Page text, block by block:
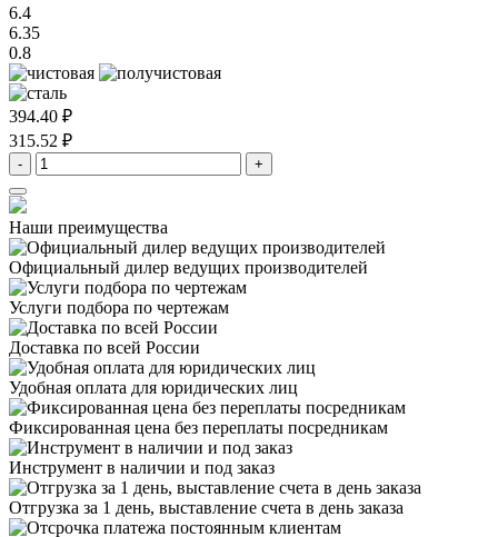
6.4
6.35
0.8
394.40 ₽
315.52 ₽
- +
Наши преимущества
Официальный дилер ведущих производителей
Услуги подбора по чертежам
Доставка по всей России
Удобная оплата для юридических лиц
Фиксированная цена без переплаты посредникам
Инструмент в наличии и под заказ
Отгрузка за 1 день, выставление счета в день заказа